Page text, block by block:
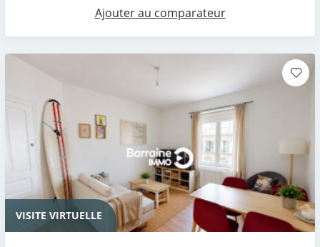
Ajouter au comparateur
VISITE VIRTUELLE